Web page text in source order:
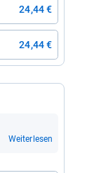
24,44 €
24,44 €
Weiterlesen